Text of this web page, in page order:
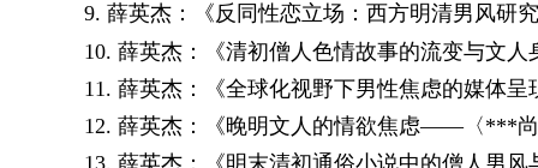
9. 薛英杰：
《反同性恋立场：西方明清男风研
10. 薛英杰：
《清初僧人色情故事的流变与文
11. 薛英杰：
《全球化视野下男性焦虑的媒体
12. 薛英杰：
《晚明文人的情欲焦虑——〈***
13. 薛英杰：
《明末清初通俗小说中的僧人男